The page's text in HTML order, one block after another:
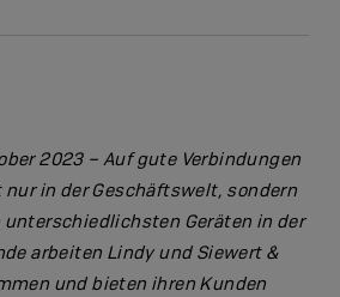
2023 – Auf gute Verbindungen
in der Geschäftswelt, sondern
Geräten in der
arbeiten Lindy und Siewert &
und bieten ihren Kunden